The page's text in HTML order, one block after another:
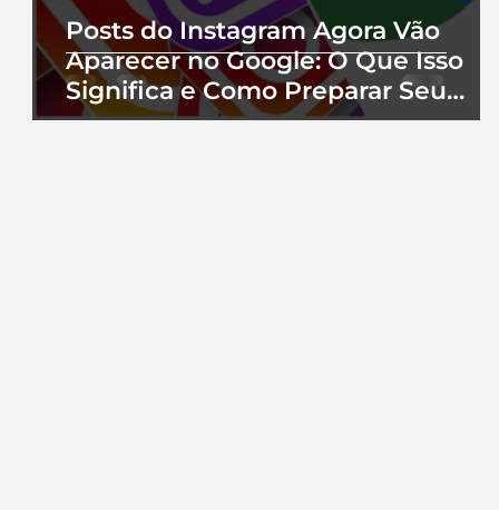
Posts do Instagram Agora Vão
Aparecer no Google: O Que Isso
Significa e Como Preparar Seu
Perfil